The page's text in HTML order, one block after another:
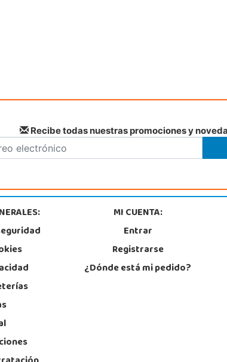
Recibe todas nuestras promociones y
MI CUENTA:
Entrar
Registrarse
¿Dónde está mi pedido?